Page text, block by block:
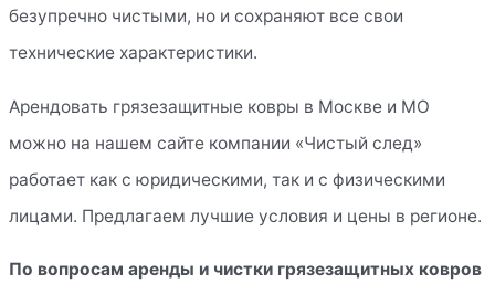
безупречно чистыми, но и сохраняют все свои
технические характеристики.
Арендовать грязезащитные ковры в Москве и МО
можно на нашем сайте компании «Чистый след»
работает как с юридическими, так и с физическими
лицами. Предлагаем лучшие условия и цены в регионе.
По вопросам аренды и чистки грязезащитных ковров